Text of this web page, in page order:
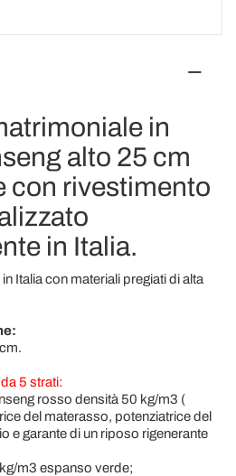
in
alto 25 cm
con rivestimento
in Italia.
Italia con materiali pregiati di alta
5 strati:
rosso densità 50 kg/m3 (
del materasso, potenziatrice del
e garante di un riposo rigenerante
m3 espanso verde;